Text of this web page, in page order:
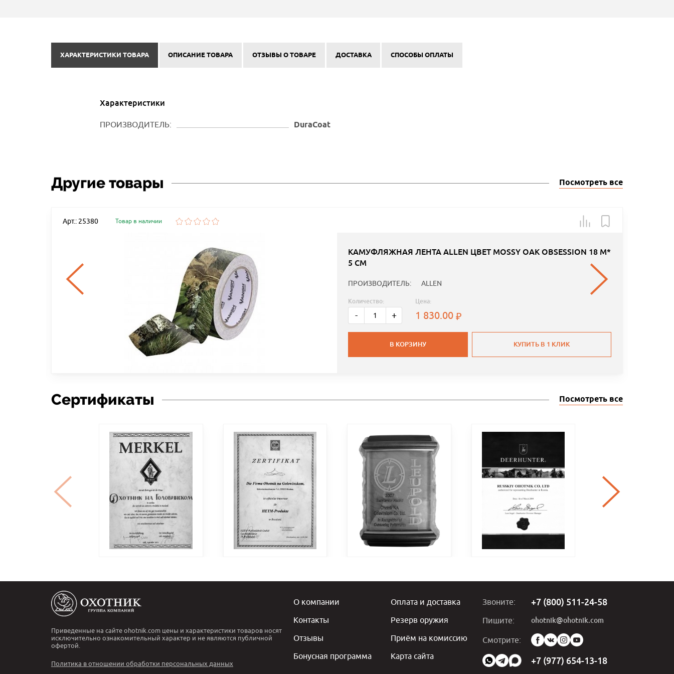
ХАРАКТЕРИСТИКИ ТОВАРА ОПИСАНИЕ ТОВАРА ОТЗЫВЫ О ТОВАРЕ ДОСТАВКА СПОСОБЫ ОПЛАТЫ
Характеристики
ПРОИЗВОДИТЕЛЬ: DuraCoat
Другие товары Посмотреть все
Арт.: 25380 Товар в наличии
КАМУФЛЯЖНАЯ ЛЕНТА ALLEN ЦВЕТ MOSSY OAK OBSESSION 18 М*
5 СМ
ПРОИЗВОДИТЕЛЬ: ALLEN
Количество:
- +
Цена:
1 830.00
В КОРЗИНУ КУПИТЬ В 1 КЛИК
Сертификаты Посмотреть все
Приведенные на сайте ohotnik.com цены и характеристики товаров носят
исключительно ознакомительный характер и не являются публичной
офертой.
Политика в отношении обработки персональных данных
О компании
Контакты
Отзывы
Бонусная программа
Оплата и доставка
Резерв оружия
Приём на комиссию
Карта сайта
Звоните: +7 (800) 511-24-58
Пишите: ohotnik@ohotnik.com
Смотрите:
Мы
в
социальных
сетях:
+7 (977) 654-13-18